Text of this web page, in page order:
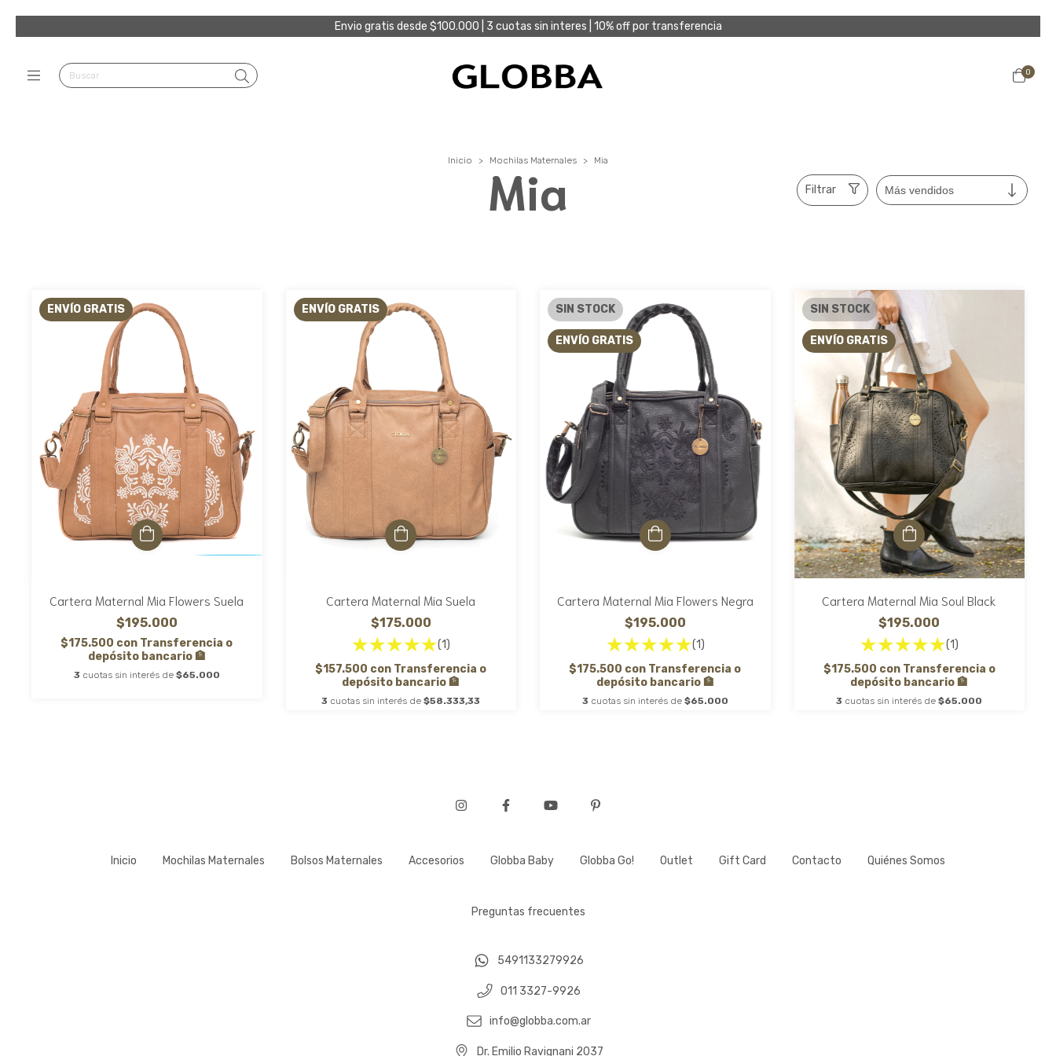
Envio gratis desde $100.000 | 3 cuotas sin interes | 10% off por transferencia
0
Inicio > Mochilas Maternales > Mia
Mia Filtrar
ENVÍO GRATIS
Cartera Maternal Mia Flowers Suela
$195.000
$175.500 con Transferencia o
depósito bancario 🏦
3 cuotas sin interés de $65.000
ENVÍO GRATIS
Cartera Maternal Mia Suela
$175.000
(1)
$157.500 con Transferencia o
depósito bancario 🏦
3 cuotas sin interés de$58.333,33
SIN STOCK
ENVÍO GRATIS
Cartera Maternal Mia Flowers Negra
$195.000
(1)
$175.500 con Transferencia o
depósito bancario 🏦
3 cuotas sin interés de $65.000
SIN STOCK
ENVÍO GRATIS
Cartera Maternal Mia Soul Black
$195.000
(1)
$175.500 con Transferencia o
depósito bancario 🏦
3 cuotas sin interés de$65.000
Inicio Mochilas Maternales Bolsos Maternales Accesorios Globba Baby Globba Go! Outlet Gift Card Contacto Quiénes Somos
Preguntas frecuentes
5491133279926
011 3327-9926
info@globba.com.ar
Dr. Emilio Ravignani 2037